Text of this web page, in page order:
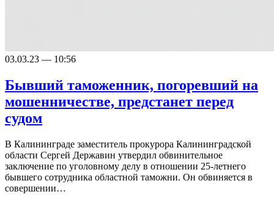
03.03.23 — 10:56
Бывший таможенник, погоревший на
мошенничестве, предстанет перед
судом
В Калининграде заместитель прокурора Калининградской
области Сергей Державин утвердил обвинительное
заключение по уголовному делу в отношении 25-летнего
бывшего сотрудника областной таможни. Он обвиняется в
совершении…